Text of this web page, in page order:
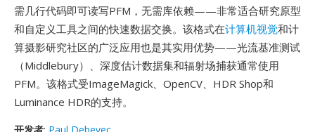
需几行代码即可读写PFM，无需库依赖——非常适合研究原型
和自定义工具之间的快速数据交换。该格式在计算机视觉和计
算摄影研究社区的广泛应用也是其实用优势——光流基准测试
（Middlebury）、深度估计数据集和辐射场捕获通常使用
PFM。该格式受ImageMagick、OpenCV、HDR Shop和
Luminance HDR的支持。